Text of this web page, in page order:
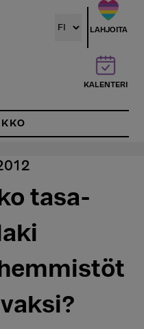
LAHJOITA
KALENTERI
tasa-